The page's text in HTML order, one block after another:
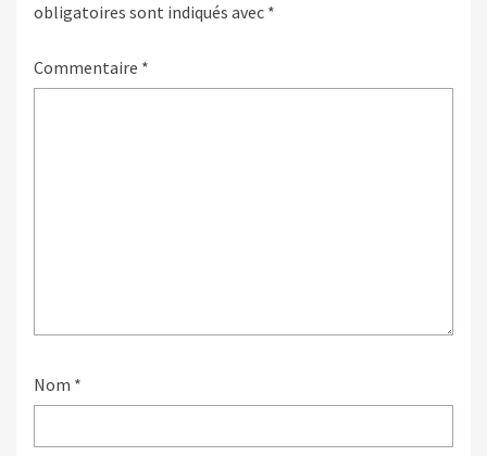
obligatoires sont indiqués avec *
Commentaire *
Nom *